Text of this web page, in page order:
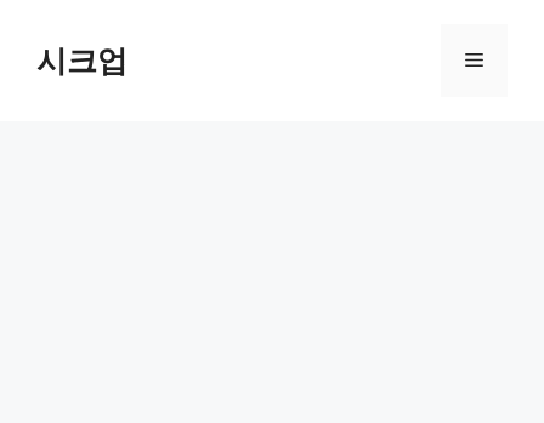
시크업 메